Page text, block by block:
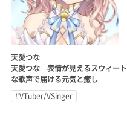
天愛つな
天愛つな 表情が見えるスウィート
な歌声で届ける元気と癒し
#VTuber/VSinger